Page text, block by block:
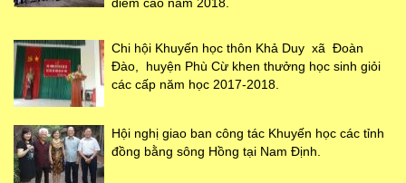
điểm cao năm 2018.
Chi hội Khuyến học thôn Khả Duy xã Đoàn
Đào, huyện Phù Cừ khen thưởng học sinh giỏi
các cấp năm học 2017-2018.
Hội nghị giao ban công tác Khuyến học các tỉnh
đồng bằng sông Hồng tại Nam Định.